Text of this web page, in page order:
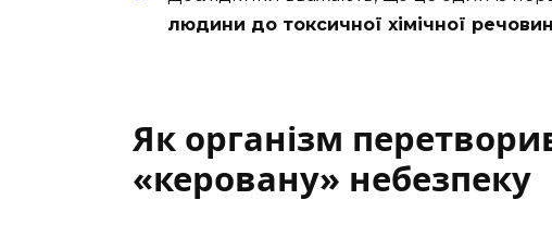
людини до токсичної хімічної
Як організм
«керовану» небезпеку